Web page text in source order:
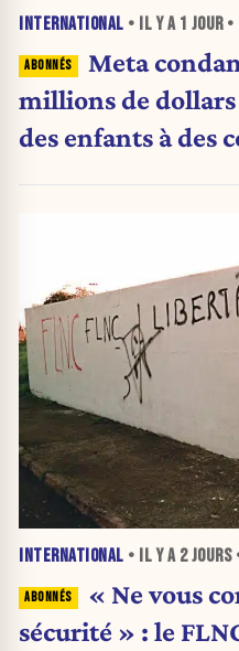
INTERNATIONAL • IL Y A 1 JOUR•
Meta
millions de
des enfants à des
INTERNATIONAL • IL Y A 2 JOURS
« Ne vous
sécurité » : le